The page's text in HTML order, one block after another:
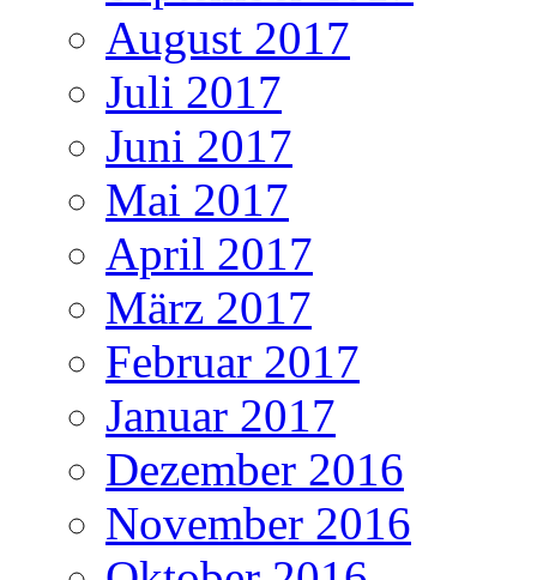
August 2017
Juli 2017
Juni 2017
Mai 2017
April 2017
März 2017
Februar 2017
Januar 2017
Dezember 2016
November 2016